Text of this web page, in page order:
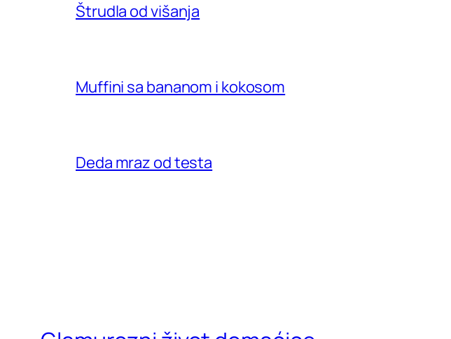
Štrudla od višanja
Muffini sa bananom i kokosom
Deda mraz od testa